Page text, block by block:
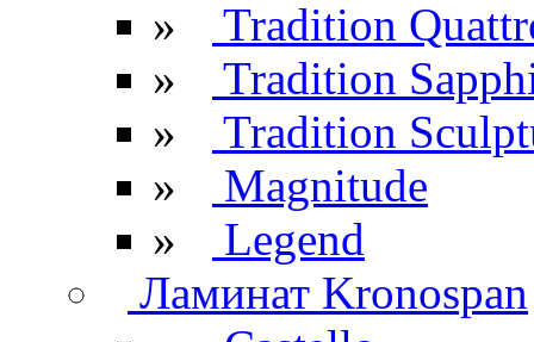
»
Tradition
»
Tradition
»
Tradition
»
Magnitude
»
Legend
Ламинат Kronospan